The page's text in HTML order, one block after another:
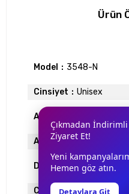
Ürün
Model 3548-N
Cinsiyet Unisex
Antrefle Kaplama
Ayna YOK
Degrade YOK
Cam Materyali
Çıkmadan
Ziyaret Et!
Yeni
Hemen göz atın.
Detaylara Git